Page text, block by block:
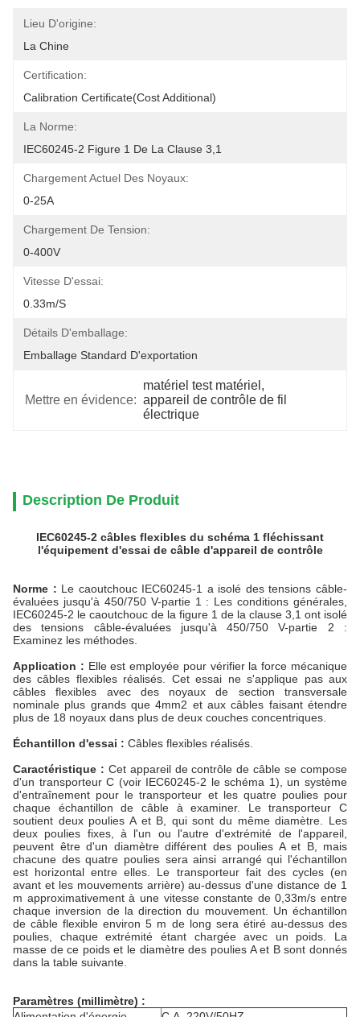
Lieu D'origine:
La Chine
Certification:
Calibration Certificate(cost Additional)
La Norme:
IEC60245-2 Figure 1 De La Clause 3,1
Chargement Actuel Des Noyaux:
0-25A
Chargement De Tension:
0-400V
Vitesse D'essai:
0.33m/S
Détails D'emballage:
Emballage Standard D'exportation
Mettre en évidence:
matériel test matériel ,
appareil de contrôle de fil
électrique
Description De Produit
IEC60245-2 câbles flexibles du schéma 1 fléchissant
l'équipement d'essai de câble d'appareil de contrôle
Norme : Le caoutchouc IEC60245-1 a isolé des tensions câble-
évaluées jusqu'à 450/750 V-partie 1 : Les conditions générales,
IEC60245-2 le caoutchouc de la figure 1 de la clause 3,1 ont isolé
des tensions câble-évaluées jusqu'à 450/750 V-partie 2 :
Examinez les méthodes.
Application : Elle est employée pour vérifier la force mécanique
des câbles flexibles réalisés. Cet essai ne s'applique pas aux
câbles flexibles avec des noyaux de section transversale
nominale plus grands que 4mm2 et aux câbles faisant étendre
plus de 18 noyaux dans plus de deux couches concentriques.
Échantillon d'essai : Câbles flexibles réalisés.
Caractéristique : Cet appareil de contrôle de câble se compose
d'un transporteur C (voir IEC60245-2 le schéma 1), un système
d'entraînement pour le transporteur et les quatre poulies pour
chaque échantillon de câble à examiner. Le transporteur C
soutient deux poulies A et B, qui sont du même diamètre. Les
deux poulies fixes, à l'un ou l'autre d'extrémité de l'appareil,
peuvent être d'un diamètre différent des poulies A et B, mais
chacune des quatre poulies sera ainsi arrangé qui l'échantillon
est horizontal entre elles. Le transporteur fait des cycles (en
avant et les mouvements arrière) au-dessus d'une distance de 1
m approximativement à une vitesse constante de 0,33m/s entre
chaque inversion de la direction du mouvement. Un échantillon
de câble flexible environ 5 m de long sera étiré au-dessus des
poulies, chaque extrémité étant chargée avec un poids. La
masse de ce poids et le diamètre des poulies A et B sont donnés
dans la table suivante.
Paramètres (millimètre) :